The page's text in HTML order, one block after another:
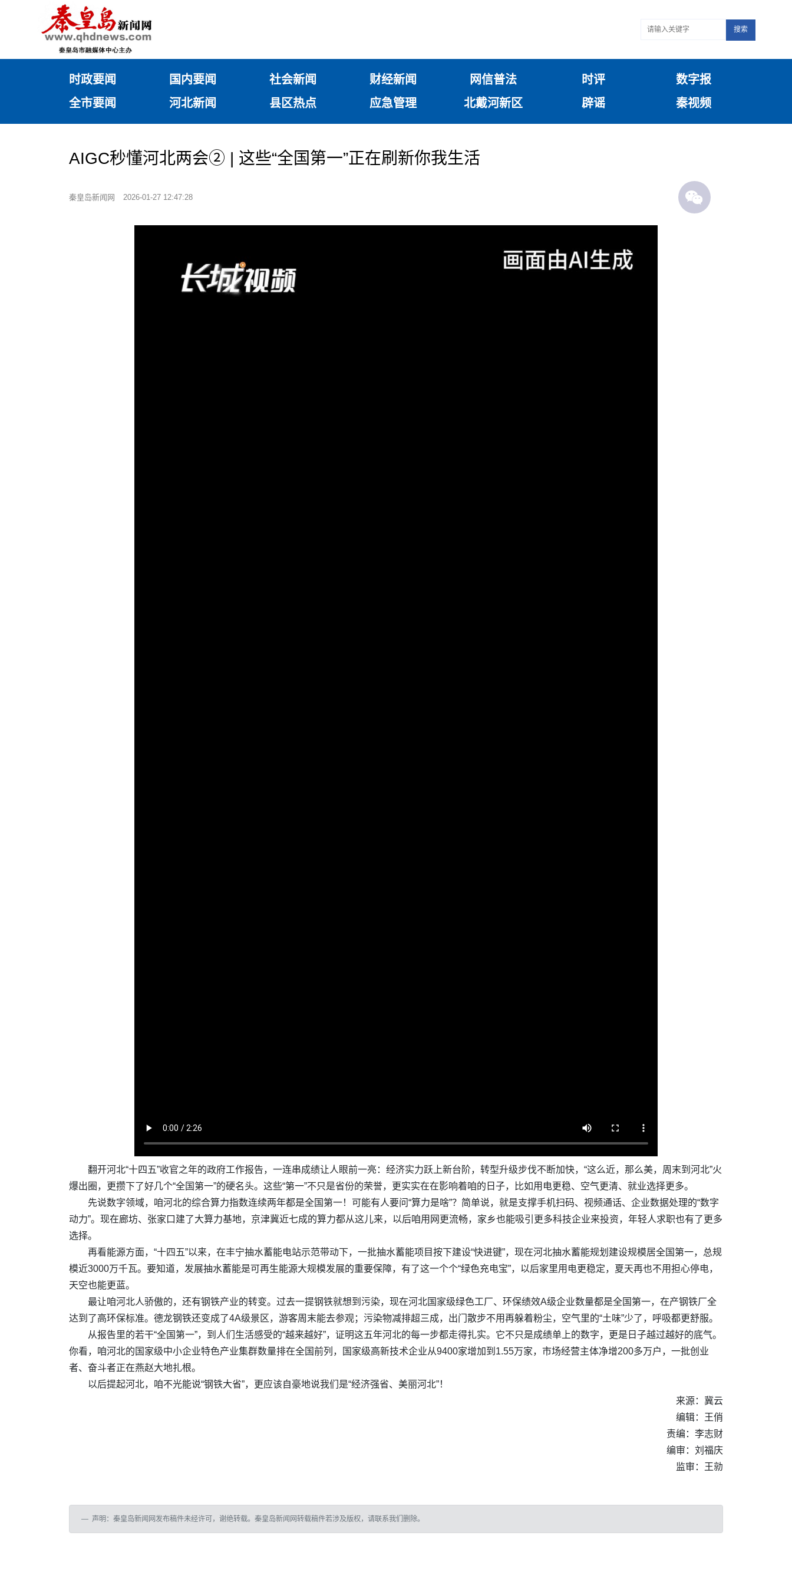
搜索
时政要闻 国内要闻 社会新闻 财经新闻 网信普法 时评
数字报
全市要闻
河北新闻 县区热点 应急管理 北戴河新区 辟谣 秦视频
AIGC秒懂河北两会② | 这些“全国第一”正在刷新你我生活
秦皇岛新闻网 2026-01-27 12:47:28
翻开河北“十四五”收官之年的政府工作报告，一连串成绩让人眼前一亮：经济实力跃上新台阶，转型升级步伐不断加快，“这么近，那么美，周末到河北”火
爆出圈，更攒下了好几个“全国第一”的硬名头。这些“第一”不只是省份的荣誉，更实实在在影响着咱的日子，比如用电更稳、空气更清、就业选择更多。
先说数字领域，咱河北的综合算力指数连续两年都是全国第一！可能有人要问“算力是啥”？简单说，就是支撑手机扫码、视频通话、企业数据处理的“数字
动力”。现在廊坊、张家口建了大算力基地，京津冀近七成的算力都从这儿来，以后咱用网更流畅，家乡也能吸引更多科技企业来投资，年轻人求职也有了更多
选择。
再看能源方面，“十四五”以来，在丰宁抽水蓄能电站示范带动下，一批抽水蓄能项目按下建设“快进键”，现在河北抽水蓄能规划建设规模居全国第一，总规
模近3000万千瓦。要知道，发展抽水蓄能是可再生能源大规模发展的重要保障，有了这一个个“绿色充电宝”，以后家里用电更稳定，夏天再也不用担心停电，
天空也能更蓝。
最让咱河北人骄傲的，还有钢铁产业的转变。过去一提钢铁就想到污染，现在河北国家级绿色工厂、环保绩效A级企业数量都是全国第一，在产钢铁厂全
达到了高环保标准。德龙钢铁还变成了4A级景区，游客周末能去参观；污染物减排超三成，出门散步不用再躲着粉尘，空气里的“土味”少了，呼吸都更舒服。
从报告里的若干“全国第一”，到人们生活感受的“越来越好”，证明这五年河北的每一步都走得扎实。它不只是成绩单上的数字，更是日子越过越好的底气。
你看，咱河北的国家级中小企业特色产业集群数量排在全国前列，国家级高新技术企业从9400家增加到1.55万家，市场经营主体净增200多万户，一批创业
者、奋斗者正在燕赵大地扎根。
以后提起河北，咱不光能说“钢铁大省”，更应该自豪地说我们是“经济强省、美丽河北”！
来源：冀云
编辑：王俏
责编：李志财
编审：刘福庆
监审：王勍
声明：秦皇岛新闻网发布稿件未经许可，谢绝转载。秦皇岛新闻网转载稿件若涉及版权，请联系我们删除。